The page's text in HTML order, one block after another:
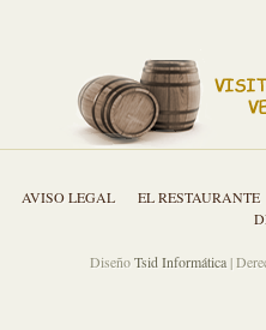
AVISO LEGAL
EL RESTAURANTE
DiseñoTsid Informática|